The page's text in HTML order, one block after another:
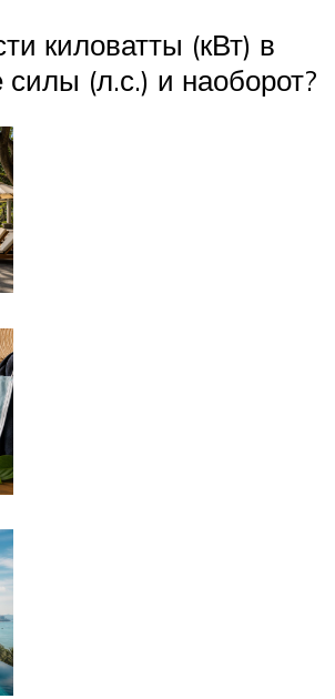
киловатты (кВт) в
(л.с.) и наоборот?